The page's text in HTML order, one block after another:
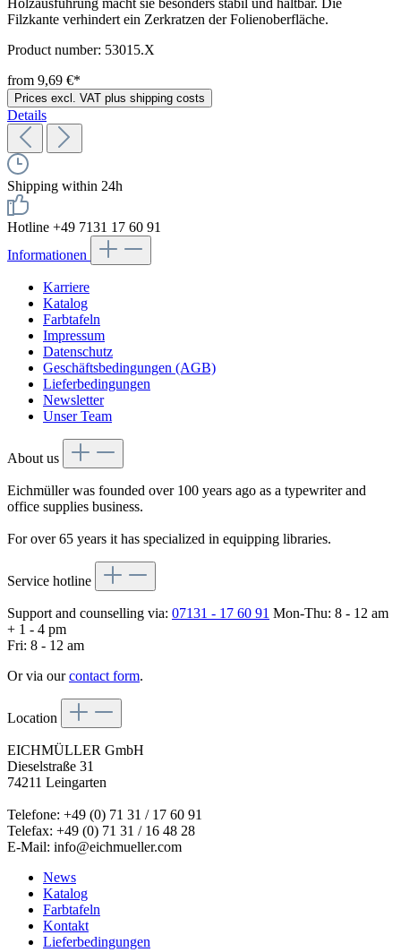
Holzausführung macht sie besonders stabil und haltbar. Die
Filzkante verhindert ein Zerkratzen der Folienoberfläche.
Product number: 53015.X
from 9,69 €*
Prices excl. VAT plus shipping costs
Details
Shipping within 24h
Hotline +49 7131 17 60 91
Informationen
Karriere
Katalog
Farbtafeln
Impressum
Datenschutz
Geschäftsbedingungen (AGB)
Lieferbedingungen
Newsletter
Unser Team
About us
Eichmüller was founded over 100 years ago as a typewriter and
office supplies business.
For over 65 years it has specialized in equipping libraries.
Service hotline
Support and counselling via: 07131 - 17 60 91 Mon-Thu: 8 - 12 am
+ 1 - 4 pm
Fri: 8 - 12 am
Or via ourcontact form.
Location
EICHMÜLLER GmbH
Dieselstraße 31
74211 Leingarten
Telefone: +49 (0) 71 31 / 17 60 91
Telefax: +49 (0) 71 31 / 16 48 28
E-Mail: info@eichmueller.com
News
Katalog
Farbtafeln
Kontakt
Lieferbedingungen